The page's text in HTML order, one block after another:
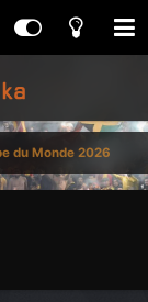
du Monde 2026